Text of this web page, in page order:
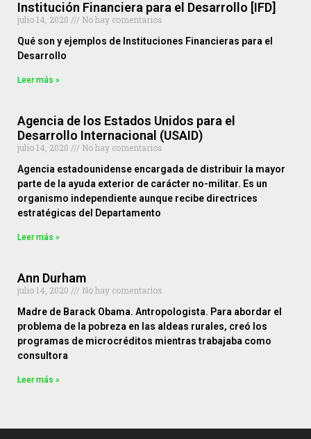
Institución Financiera para el Desarrollo [IFD]
julio 14, 2020
No hay comentarios
Qué son y ejemplos de Instituciones Financieras para el
Desarrollo
Leer más »
Agencia de los Estados Unidos para el
Desarrollo Internacional (USAID)
julio 14, 2020
No hay comentarios
Agencia estadounidense encargada de distribuir la mayor
parte de la ayuda exterior de carácter no-militar. Es un
organismo independiente aunque recibe directrices
estratégicas del Departamento
Leer más »
Ann Durham
julio 14, 2020
No hay comentarios
Madre de Barack Obama. Antropologista. Para abordar el
problema de la pobreza en las aldeas rurales, creó los
programas de microcréditos mientras trabajaba como
consultora
Leer más »